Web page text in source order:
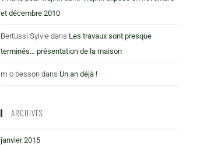
et décembre 2010
Bertussi Sylvie dans Les travaux sont presque
terminés… présentation de la maison
m o besson dans Un an déjà !
ARCHIVES
janvier 2015